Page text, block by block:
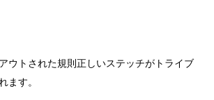
ウトされた規則正しいステッチがトライブ
ます。